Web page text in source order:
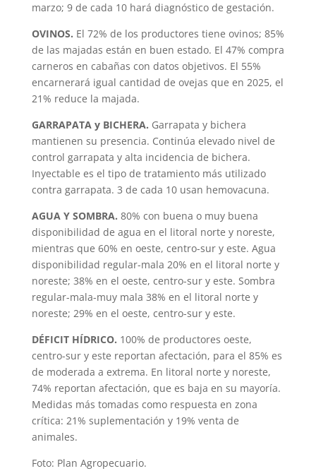
marzo; 9 de cada 10 hará diagnóstico de gestación.
OVINOS. El 72% de los productores tiene ovinos; 85%
de las majadas están en buen estado. El 47% compra
carneros en cabañas con datos objetivos. El 55%
encarnerará igual cantidad de ovejas que en 2025, el
21% reduce la majada.
GARRAPATA y BICHERA. Garrapata y bichera
mantienen su presencia. Continúa elevado nivel de
control garrapata y alta incidencia de bichera.
Inyectable es el tipo de tratamiento más utilizado
contra garrapata. 3 de cada 10 usan hemovacuna.
AGUA Y SOMBRA. 80% con buena o muy buena
disponibilidad de agua en el litoral norte y noreste,
mientras que 60% en oeste, centro-sur y este. Agua
disponibilidad regular-mala 20% en el litoral norte y
noreste; 38% en el oeste, centro-sur y este. Sombra
regular-mala-muy mala 38% en el litoral norte y
noreste; 29% en el oeste, centro-sur y este.
DÉFICIT HÍDRICO. 100% de productores oeste,
centro-sur y este reportan afectación, para el 85% es
de moderada a extrema. En litoral norte y noreste,
74% reportan afectación, que es baja en su mayoría.
Medidas más tomadas como respuesta en zona
crítica: 21% suplementación y 19% venta de
animales.
Foto: Plan Agropecuario.